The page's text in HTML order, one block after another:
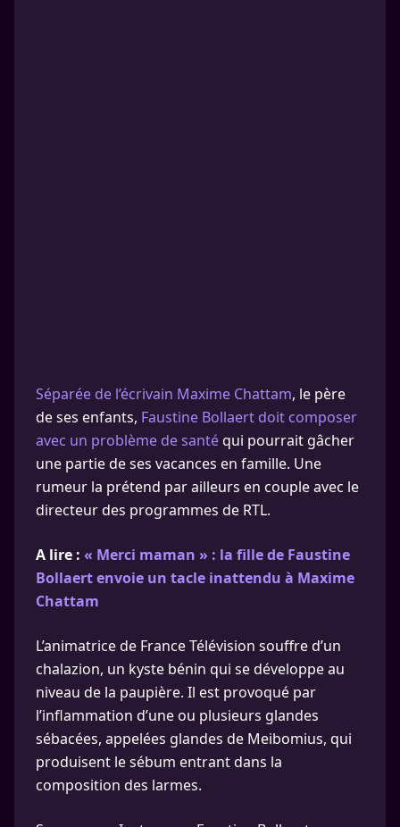
Séparée de l’écrivain Maxime Chattam, le père
de ses enfants, Faustine Bollaert doit composer
avec un problème de santéqui pourrait gâcher
une partie de ses vacances en famille. Une
rumeur la prétend par ailleurs en couple avec le
directeur des programmes de RTL.
A lire : « Merci maman » : la fille de Faustine
Bollaert envoie un tacle inattendu à Maxime
Chattam
L’animatrice de France Télévision souffre d’un
chalazion, un kyste bénin qui se développe au
niveau de la paupière. Il est provoqué par
l’inflammation d’une ou plusieurs glandes
sébacées, appelées glandes de Meibomius, qui
produisent le sébum entrant dans la
composition des larmes.